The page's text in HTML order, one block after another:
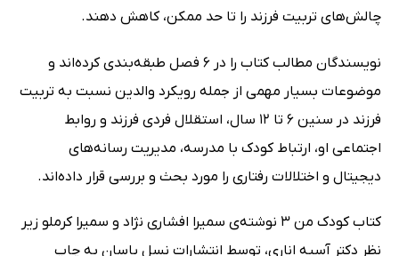
چالش‌های تربیت فرزند را تا حد ممکن، کاهش دهند.
نویسندگان مطالب کتاب را در 6 فصل طبقه‌بندی کرده‌اند و
موضوعات بسیار مهمی از جمله رویکرد والدین نسبت به تربیت
فرزند در سنین 6 تا 12 سال، استقلال فردی فرزند و روابط
اجتماعی او، ارتباط کودک با مدرسه، مدیریت رسانه‌های
دیجیتال و اختلالات رفتاری را مورد بحث و بررسی قرار داده‌اند.
کتاب کودک من 3 نوشته‌ی سمیرا افشاری نژاد و سمیرا کرملو زیر
نظر دکتر آسیه اناری، توسط انتشارات نسل یاسان به چاپ